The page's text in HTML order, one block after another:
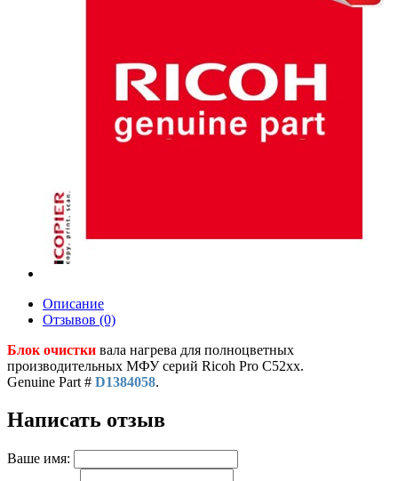
Описание
Отзывов (0)
Блок очистки вала нагрева для полноцветных
производительных МФУ серий Ricoh Pro С52xx.
Genuine Part # D1384058.
Написать отзыв
Ваше имя: